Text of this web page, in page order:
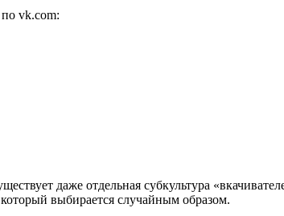
vk.com:
даже отдельная субкультура
выбирается случайным образом.